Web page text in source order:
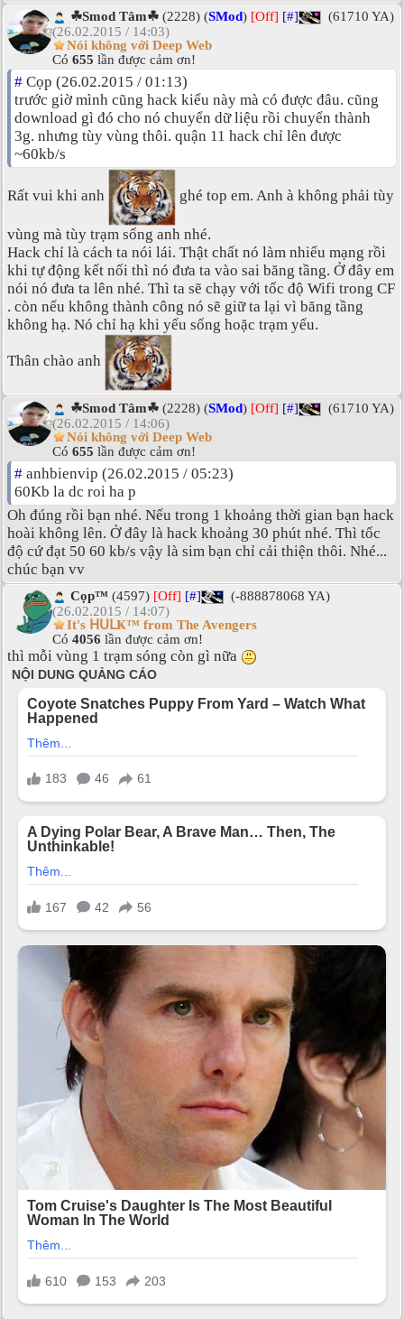
☘Smod Tâm☘ (2228) (SMod) [Off] [#]
(61710 YA)
(26.02.2015 / 14:03)
Nói không với Deep Web
Có 655 lần được cảm ơn!
# Cọp (26.02.2015 / 01:13)
trước giờ mình cũng hack kiểu này mà có được đâu. cũng
download gì đó cho nó chuyển dữ liệu rồi chuyển thành
3g. nhưng tùy vùng thôi. quận 11 hack chỉ lên được
~60kb/s
Rất vui khi anh ghé top em. Anh à không phải tùy
vùng mà tùy trạm sống anh nhé.
Hack chỉ là cách ta nói lái. Thật chất nó làm nhiểu mạng rồi
khi tự động kết nối thì nó đưa ta vào sai băng tầng. Ở đây em
nói nó đưa ta lên nhé. Thì ta sẽ chạy với tốc độ Wifi trong CF
. còn nếu không thành công nó sẽ giữ ta lại vì băng tầng
không hạ. Nó chỉ hạ khi yếu sống hoặc trạm yếu.
Thân chào anh
☘Smod Tâm☘ (2228) (SMod) [Off] [#]
(61710 YA)
(26.02.2015 / 14:06)
Nói không với Deep Web
Có 655 lần được cảm ơn!
# anhbienvip (26.02.2015 / 05:23)
60Kb la dc roi ha p
Oh đúng rồi bạn nhé. Nếu trong 1 khoảng thời gian bạn hack
hoài không lên. Ở đây là hack khoảng 30 phút nhé. Thì tốc
độ cứ đạt 50 60 kb/s vậy là sim bạn chỉ cải thiện thôi. Nhé...
chúc bạn vv
Cọp™ (4597) [Off] [#]
(-888878068 YA)
(26.02.2015 / 14:07)
It's ᕼᑌᒪҜ™ from The Avengers
Có 4056 lần được cảm ơn!
thì mỗi vùng 1 trạm sóng còn gì nữa